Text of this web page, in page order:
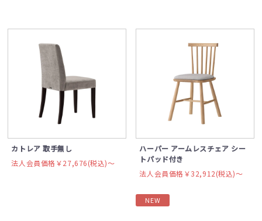
カトレア 取手無し
法人会員価格￥27,676(税込)〜
ハーパー アームレスチェア シー
トパッド付き
法人会員価格￥32,912(税込)〜
NEW